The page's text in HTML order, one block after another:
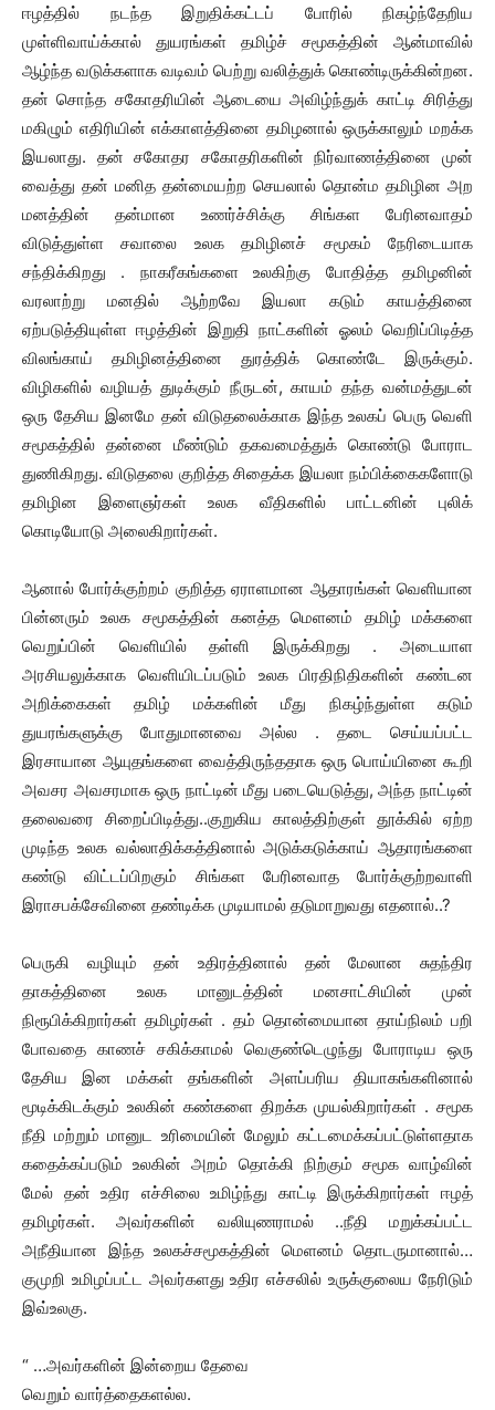
ஈழத்தில் நடந்த இறுதிக்கட்டப் போரில் நிகழ்ந்தேறிய
முள்ளிவாய்க்கால் துயரங்கள் தமிழ்ச் சமூகத்தின் ஆன்மாவில்
ஆழ்ந்த வடுக்களாக வடிவம் பெற்று வலித்துக் கொண்டிருக்கின்றன.
தன் சொந்த சகோதரியின் ஆடையை அவிழ்ந்துக் காட்டி சிரித்து
மகிழும் எதிரியின் எக்காளத்தினை தமிழனால் ஒருக்காலும் மறக்க
இயலாது. தன் சகோதர சகோதரிகளின் நிர்வாணத்தினை முன்
வைத்து தன் மனித தன்மையற்ற செயலால் தொன்ம தமிழின அற
மனத்தின் தன்மான உணர்ச்சிக்கு சிங்கள பேரினவாதம்
விடுத்துள்ள சவாலை உலக தமிழினச் சமூகம் நேரிடையாக
சந்திக்கிறது . நாகரீகங்களை உலகிற்கு போதித்த தமிழனின்
வரலாற்று மனதில் ஆற்றவே இயலா கடும் காயத்தினை
ஏற்படுத்தியுள்ள ஈழத்தின் இறுதி நாட்களின் ஓலம் வெறிப்பிடித்த
விலங்காய் தமிழினத்தினை துரத்திக் கொண்டே இருக்கும்.
விழிகளில் வழியத் துடிக்கும் நீருடன், காயம் தந்த வன்மத்துடன்
ஒரு தேசிய இனமே தன் விடுதலைக்காக இந்த உலகப் பெரு வெளி
சமூகத்தில் தன்னை மீண்டும் தகவமைத்துக் கொண்டு போராட
துணிகிறது. விடுதலை குறித்த சிதைக்க இயலா நம்பிக்கைகளோடு
தமிழின இளைஞர்கள் உலக வீதிகளில் பாட்டனின் புலிக்
கொடியோடு அலைகிறார்கள்.
ஆனால் போர்க்குற்றம் குறித்த ஏராளமான ஆதாரங்கள் வெளியான
பின்னரும் உலக சமூகத்தின் கனத்த மெளனம் தமிழ் மக்களை
வெறுப்பின் வெளியில் தள்ளி இருக்கிறது . அடையாள
அரசியலுக்காக வெளியிடப்படும் உலக பிரதிநிதிகளின் கண்டன
அறிக்கைகள் தமிழ் மக்களின் மீது நிகழ்ந்துள்ள கடும்
துயரங்களுக்கு போதுமானவை அல்ல . தடை செய்யப்பட்ட
இரசாயான ஆயுதங்களை வைத்திருந்ததாக ஒரு பொய்யினை கூறி
அவசர அவசரமாக ஒரு நாட்டின் மீது படையெடுத்து, அந்த நாட்டின்
தலைவரை சிறைப்பிடித்து..குறுகிய காலத்திற்குள் தூக்கில் ஏற்ற
முடிந்த உலக வல்லாதிக்கத்தினால் அடுக்கடுக்காய் ஆதாரங்களை
கண்டு விட்டப்பிறகும் சிங்கள பேரினவாத போர்க்குற்றவாளி
இராசபக்சேவினை தண்டிக்க முடியாமல் தடுமாறுவது எதனால்..?
பெருகி வழியும் தன் உதிரத்தினால் தன் மேலான சுதந்திர
தாகத்தினை உலக மானுடத்தின் மனசாட்சியின் முன்
நிரூபிக்கிறார்கள் தமிழர்கள் . தம் தொன்மையான தாய்நிலம் பறி
போவதை காணச் சகிக்காமல் வெகுண்டெழுந்து போராடிய ஒரு
தேசிய இன மக்கள் தங்களின் அளப்பரிய தியாகங்களினால்
மூடிக்கிடக்கும் உலகின் கண்களை திறக்க முயல்கிறார்கள் . சமூக
நீதி மற்றும் மானுட உரிமையின் மேலும் கட்டமைக்கப்பட்டுள்ளதாக
கதைக்கப்படும் உலகின் அறம் தொக்கி நிற்கும் சமூக வாழ்வின்
மேல் தன் உதிர எச்சிலை உமிழ்ந்து காட்டி இருக்கிறார்கள் ஈழத்
தமிழர்கள். அவர்களின் வலியுணராமல் ..நீதி மறுக்கப்பட்ட
அநீதியான இந்த உலகச்சமூகத்தின் மெளனம் தொடருமானால்…
குமுறி உமிழப்பட்ட அவர்களது உதிர எச்சலில் உருக்குலைய நேரிடும்
இவ்உலகு.
“ …அவர்களின் இன்றைய தேவை
வெறும் வார்த்தைகளல்ல.